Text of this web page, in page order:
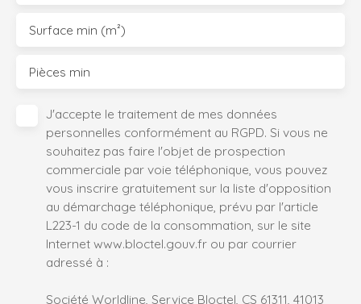
Surface min (m²)
Pièces min
J'accepte le traitement de mes données
personnelles conformément au RGPD. Si vous ne
souhaitez pas faire l'objet de prospection
commerciale par voie téléphonique, vous pouvez
vous inscrire gratuitement sur la liste d'opposition
au démarchage téléphonique, prévu par l'article
L223-1 du code de la consommation, sur le site
Internet www.bloctel.gouv.fr ou par courrier
adressé à :
Société Worldline, Service Bloctel, CS 61311, 41013